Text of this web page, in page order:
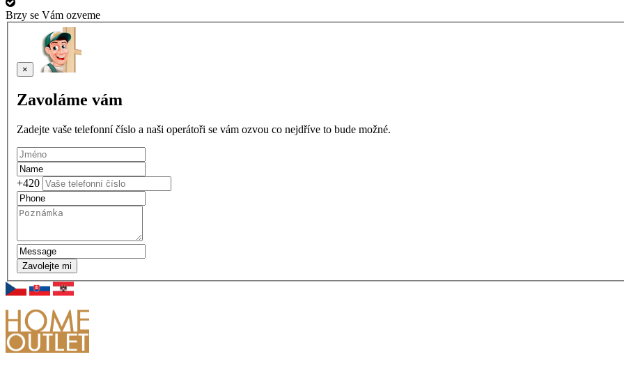
Brzy se Vám ozveme
×
Zavoláme vám
Zadejte vaše telefonní číslo a naši operátoři se vám ozvou co nejdříve to bude možné.
+420
Zavolejte mi